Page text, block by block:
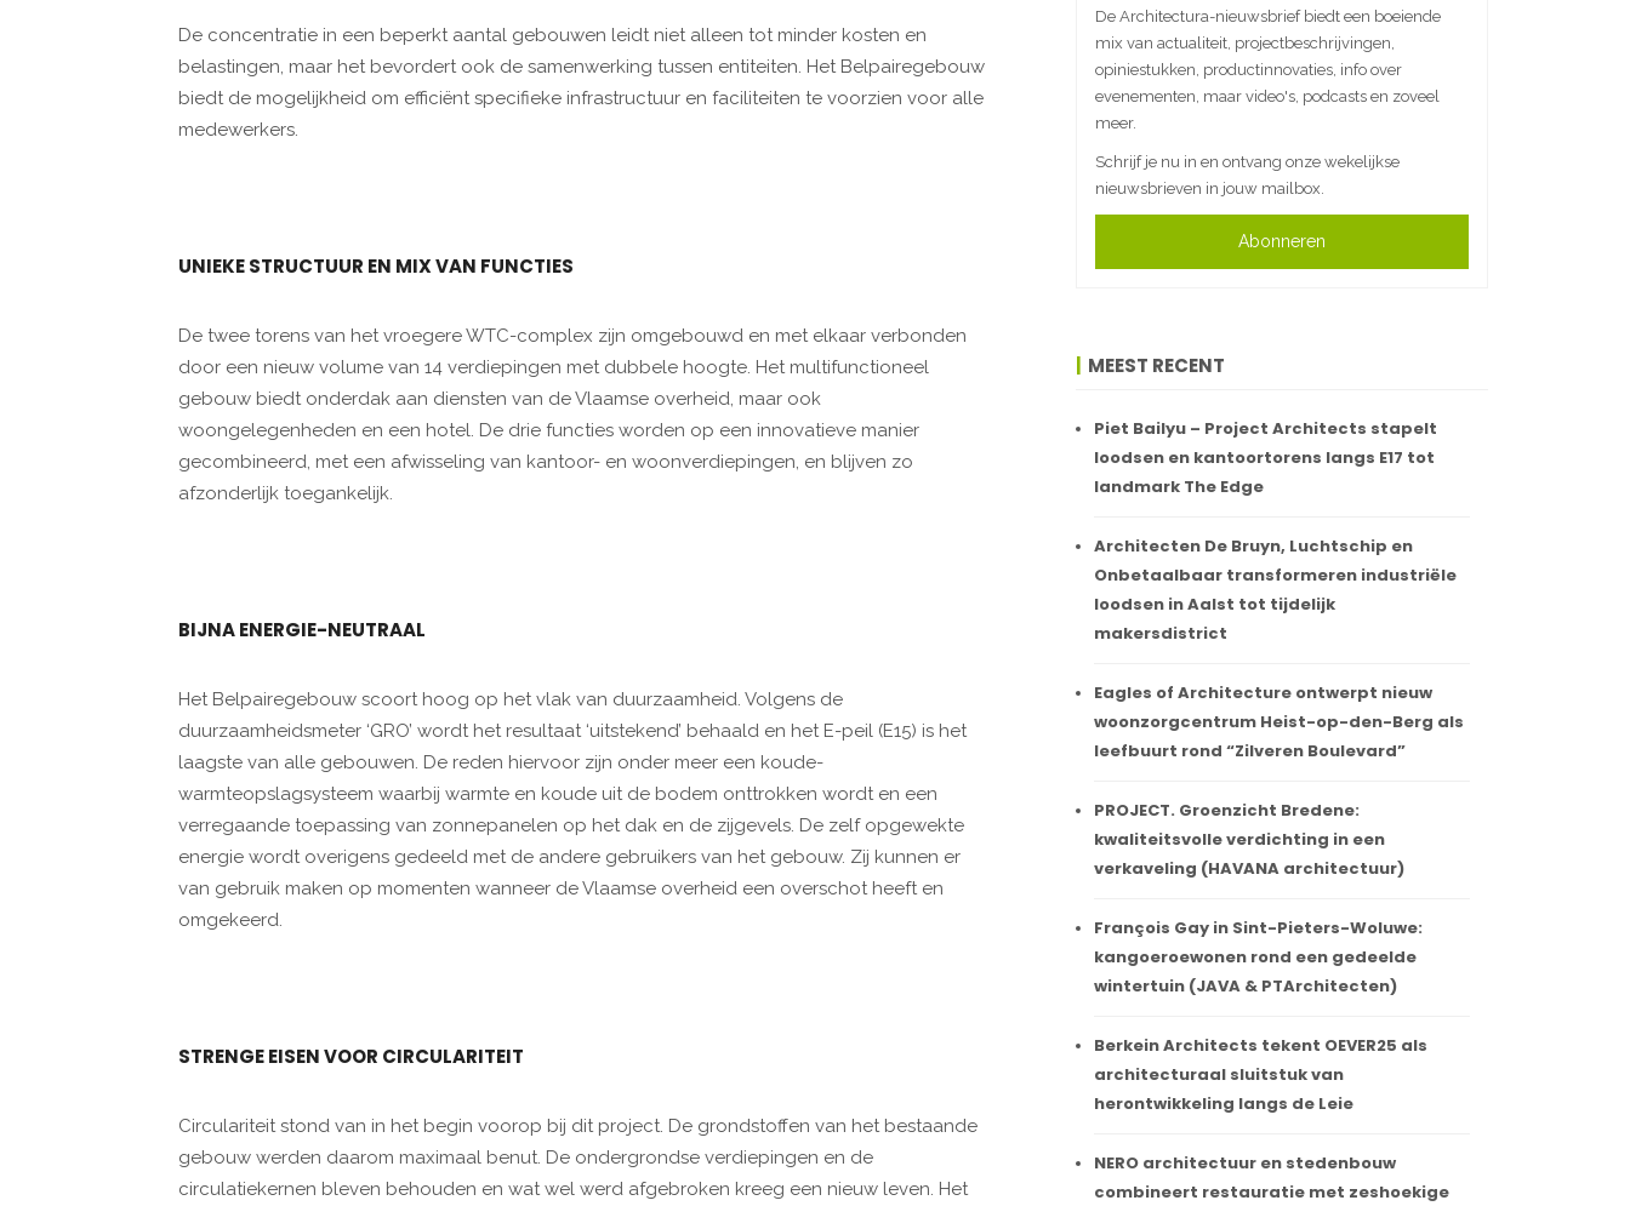
De concentratie in een beperkt aantal gebouwen leidt niet alleen tot minder kosten en
belastingen, maar het bevordert ook de samenwerking tussen entiteiten. Het Belpairegebouw
biedt de mogelijkheid om efficiënt specifieke infrastructuur en faciliteiten te voorzien voor alle
medewerkers.
UNIEKE STRUCTUUR EN MIX VAN FUNCTIES
De twee torens van het vroegere WTC-complex zijn omgebouwd en met elkaar verbonden
door een nieuw volume van 14 verdiepingen met dubbele hoogte. Het multifunctioneel
gebouw biedt onderdak aan diensten van de Vlaamse overheid, maar ook
woongelegenheden en een hotel. De drie functies worden op een innovatieve manier
gecombineerd, met een afwisseling van kantoor- en woonverdiepingen, en blijven zo
afzonderlijk toegankelijk.
BIJNA ENERGIE-NEUTRAAL
Het Belpairegebouw scoort hoog op het vlak van duurzaamheid. Volgens de
duurzaamheidsmeter ‘GRO’ wordt het resultaat ‘uitstekend’ behaald en het E-peil (E15) is het
laagste van alle gebouwen. De reden hiervoor zijn onder meer een koude-
warmteopslagsysteem waarbij warmte en koude uit de bodem onttrokken wordt en een
verregaande toepassing van zonnepanelen op het dak en de zijgevels. De zelf opgewekte
energie wordt overigens gedeeld met de andere gebruikers van het gebouw. Zij kunnen er
van gebruik maken op momenten wanneer de Vlaamse overheid een overschot heeft en
omgekeerd.
STRENGE EISEN VOOR CIRCULARITEIT
Circulariteit stond van in het begin voorop bij dit project. De grondstoffen van het bestaande
gebouw werden daarom maximaal benut. De ondergrondse verdiepingen en de
circulatiekernen bleven behouden en wat wel werd afgebroken kreeg een nieuw leven. Het
De Architectura-nieuwsbrief biedt een boeiende
mix van actualiteit, projectbeschrijvingen,
opiniestukken, productinnovaties, info over
evenementen, maar video's, podcasts en zoveel
meer.
Schrijf je nu in en ontvang onze wekelijkse
nieuwsbrieven in jouw mailbox.
Abonneren
MEEST RECENT
Piet Bailyu – Project Architects stapelt
loodsen en kantoortorens langs E17 tot
landmark The Edge
Architecten De Bruyn, Luchtschip en
Onbetaalbaar transformeren industriële
loodsen in Aalst tot tijdelijk
makersdistrict
Eagles of Architecture ontwerpt nieuw
woonzorgcentrum Heist-op-den-Berg als
leefbuurt rond “Zilveren Boulevard”
PROJECT. Groenzicht Bredene:
kwaliteitsvolle verdichting in een
verkaveling (HAVANA architectuur)
François Gay in Sint-Pieters-Woluwe:
kangoeroewonen rond een gedeelde
wintertuin (JAVA & PTArchitecten)
Berkein Architects tekent OEVER25 als
architecturaal sluitstuk van
herontwikkeling langs de Leie
NERO architectuur en stedenbouw
combineert restauratie met zeshoekige